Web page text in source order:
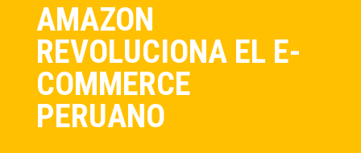
AMAZON
REVOLUCIONA EL E-
COMMERCE
PERUANO